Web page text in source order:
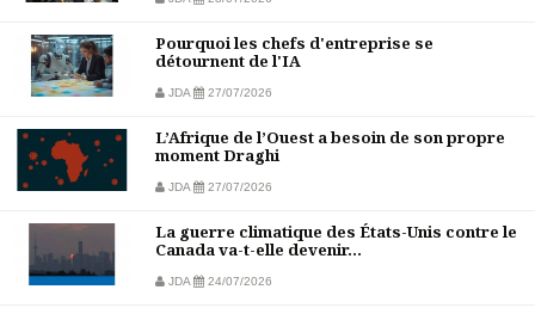
Pourquoi les chefs d'entreprise se
détournent de l'IA
JDA 27/07/2026
L’Afrique de l’Ouest a besoin de son propre
moment Draghi
JDA 27/07/2026
La guerre climatique des États-Unis contre le
Canada va-t-elle devenir...
JDA 24/07/2026